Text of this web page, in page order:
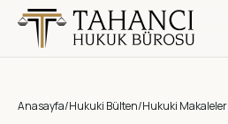
Anasayfa/Hukuki Bülten/Hukuki Makaleler